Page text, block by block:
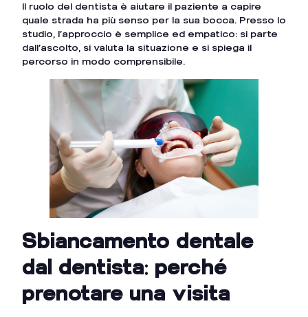
Il ruolo del dentista è aiutare il paziente a capire
quale strada ha più senso per la sua bocca. Presso lo
studio, l’approccio è semplice ed empatico: si parte
dall’ascolto, si valuta la situazione e si spiega il
percorso in modo comprensibile.
Sbiancamento dentale
dal dentista: perché
prenotare una visita